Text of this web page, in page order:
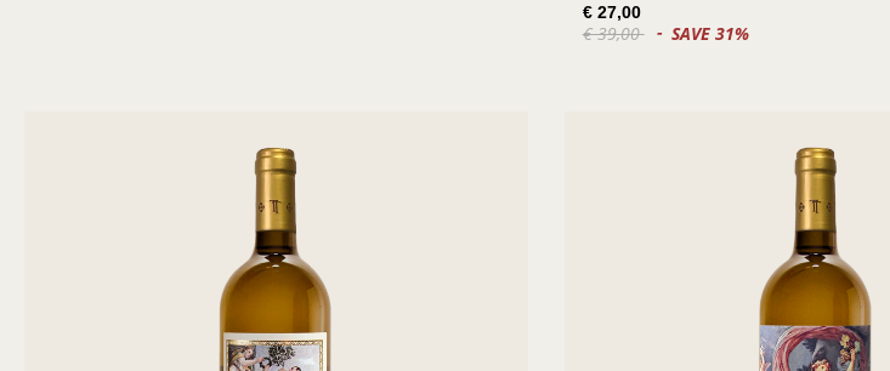
€ 27,00
€ 39,00 SAVE 31%